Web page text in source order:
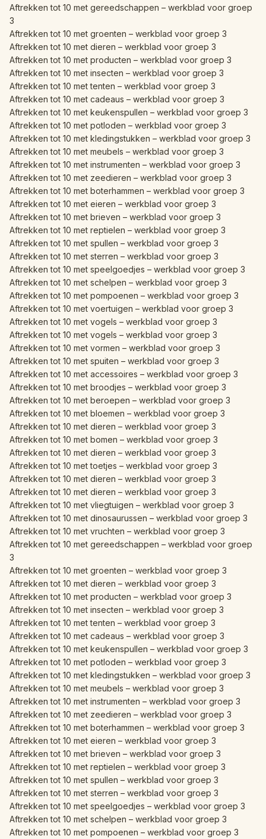
Aftrekken tot 10 met gereedschappen – werkblad voor groep
3
Aftrekken tot 10 met groenten – werkblad voor groep 3
Aftrekken tot 10 met dieren – werkblad voor groep 3
Aftrekken tot 10 met producten – werkblad voor groep 3
Aftrekken tot 10 met insecten – werkblad voor groep 3
Aftrekken tot 10 met tenten – werkblad voor groep 3
Aftrekken tot 10 met cadeaus – werkblad voor groep 3
Aftrekken tot 10 met keukenspullen – werkblad voor groep 3
Aftrekken tot 10 met potloden – werkblad voor groep 3
Aftrekken tot 10 met kledingstukken – werkblad voor groep 3
Aftrekken tot 10 met meubels – werkblad voor groep 3
Aftrekken tot 10 met instrumenten – werkblad voor groep 3
Aftrekken tot 10 met zeedieren – werkblad voor groep 3
Aftrekken tot 10 met boterhammen – werkblad voor groep 3
Aftrekken tot 10 met eieren – werkblad voor groep 3
Aftrekken tot 10 met brieven – werkblad voor groep 3
Aftrekken tot 10 met reptielen – werkblad voor groep 3
Aftrekken tot 10 met spullen – werkblad voor groep 3
Aftrekken tot 10 met sterren – werkblad voor groep 3
Aftrekken tot 10 met speelgoedjes – werkblad voor groep 3
Aftrekken tot 10 met schelpen – werkblad voor groep 3
Aftrekken tot 10 met pompoenen – werkblad voor groep 3
Aftrekken tot 10 met voertuigen – werkblad voor groep 3
Aftrekken tot 10 met vogels – werkblad voor groep 3
Aftrekken tot 10 met vogels – werkblad voor groep 3
Aftrekken tot 10 met vormen – werkblad voor groep 3
Aftrekken tot 10 met spuiten – werkblad voor groep 3
Aftrekken tot 10 met accessoires – werkblad voor groep 3
Aftrekken tot 10 met broodjes – werkblad voor groep 3
Aftrekken tot 10 met beroepen – werkblad voor groep 3
Aftrekken tot 10 met bloemen – werkblad voor groep 3
Aftrekken tot 10 met dieren – werkblad voor groep 3
Aftrekken tot 10 met bomen – werkblad voor groep 3
Aftrekken tot 10 met dieren – werkblad voor groep 3
Aftrekken tot 10 met toetjes – werkblad voor groep 3
Aftrekken tot 10 met dieren – werkblad voor groep 3
Aftrekken tot 10 met dieren – werkblad voor groep 3
Aftrekken tot 10 met vliegtuigen – werkblad voor groep 3
Aftrekken tot 10 met dinosaurussen – werkblad voor groep 3
Aftrekken tot 10 met vruchten – werkblad voor groep 3
Aftrekken tot 10 met gereedschappen – werkblad voor groep
3
Aftrekken tot 10 met groenten – werkblad voor groep 3
Aftrekken tot 10 met dieren – werkblad voor groep 3
Aftrekken tot 10 met producten – werkblad voor groep 3
Aftrekken tot 10 met insecten – werkblad voor groep 3
Aftrekken tot 10 met tenten – werkblad voor groep 3
Aftrekken tot 10 met cadeaus – werkblad voor groep 3
Aftrekken tot 10 met keukenspullen – werkblad voor groep 3
Aftrekken tot 10 met potloden – werkblad voor groep 3
Aftrekken tot 10 met kledingstukken – werkblad voor groep 3
Aftrekken tot 10 met meubels – werkblad voor groep 3
Aftrekken tot 10 met instrumenten – werkblad voor groep 3
Aftrekken tot 10 met zeedieren – werkblad voor groep 3
Aftrekken tot 10 met boterhammen – werkblad voor groep 3
Aftrekken tot 10 met eieren – werkblad voor groep 3
Aftrekken tot 10 met brieven – werkblad voor groep 3
Aftrekken tot 10 met reptielen – werkblad voor groep 3
Aftrekken tot 10 met spullen – werkblad voor groep 3
Aftrekken tot 10 met sterren – werkblad voor groep 3
Aftrekken tot 10 met speelgoedjes – werkblad voor groep 3
Aftrekken tot 10 met schelpen – werkblad voor groep 3
Aftrekken tot 10 met pompoenen – werkblad voor groep 3